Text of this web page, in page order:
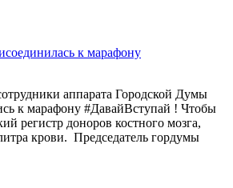
аппарата Городской Думы
к марафону #ДавайВступай ! Чтобы
регистр доноров костного мозга,
крови. Председатель гордумы